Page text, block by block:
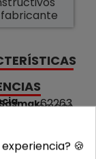
62263
1021029
🍪